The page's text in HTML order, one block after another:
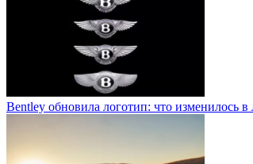
Bentley обновила логотип: что изменилось в